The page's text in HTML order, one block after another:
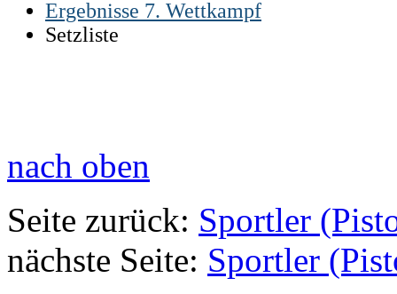
Ergebnisse 7. Wettkampf
Setzliste
nach oben
Seite zurück: Sportler
nächste Seite: Sportler